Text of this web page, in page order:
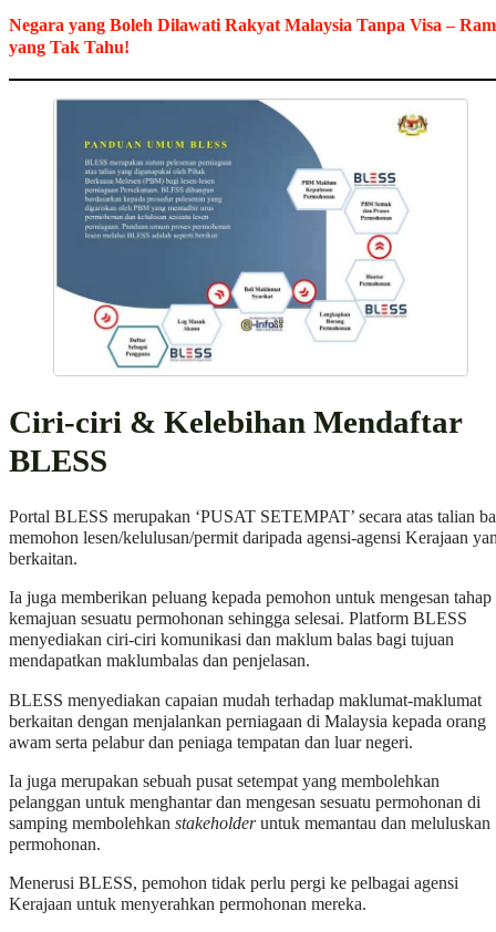
Negara yang Boleh Dilawati Rakyat Malaysia Tanpa Visa –
yang Tak Tahu!
Ciri-ciri & Kelebihan Mendaftar
BLESS
Portal BLESS merupakan ‘PUSAT SETEMPAT’ secara atas talian
memohon lesen/kelulusan/permit daripada agensi-agensi Kerajaan
berkaitan.
Ia juga memberikan peluang kepada pemohon untuk mengesan tahap
kemajuan sesuatu permohonan sehingga selesai. Platform BLESS
menyediakan ciri-ciri komunikasi dan maklum balas bagi tujuan
mendapatkan maklumbalas dan penjelasan.
BLESS menyediakan capaian mudah terhadap maklumat-maklumat
berkaitan dengan menjalankan perniagaan di Malaysia kepada orang
awam serta pelabur dan peniaga tempatan dan luar negeri.
Ia juga merupakan sebuah pusat setempat yang membolehkan
pelanggan untuk menghantar dan mengesan sesuatu permohonan di
samping membolehkan stakeholderuntuk memantau dan meluluskan
permohonan.
Menerusi BLESS, pemohon tidak perlu pergi ke pelbagai agensi
Kerajaan untuk menyerahkan permohonan mereka.